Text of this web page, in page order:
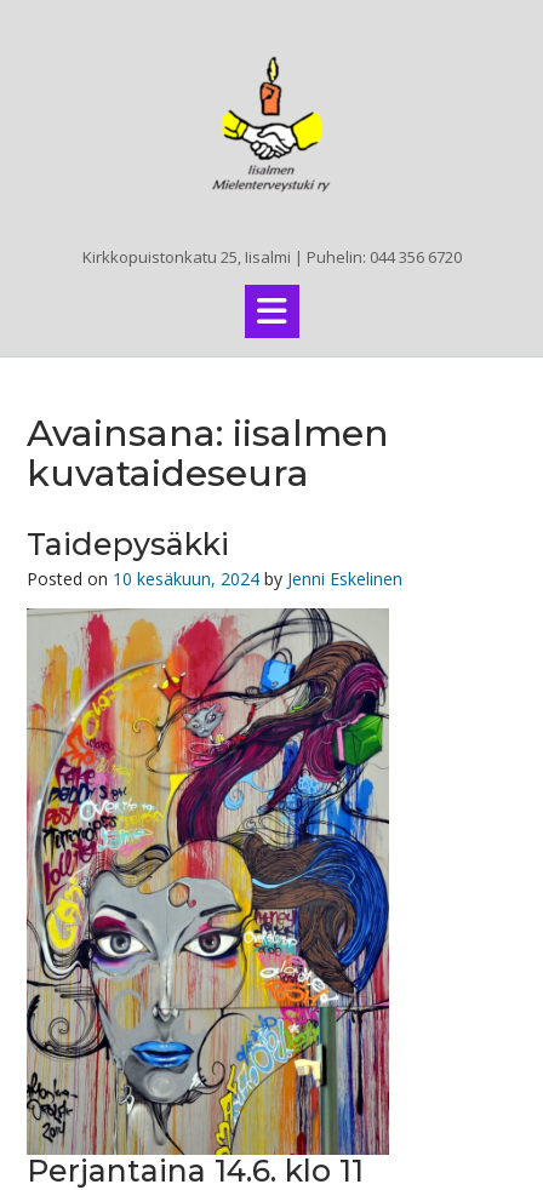
Kirkkopuistonkatu 25, Iisalmi | Puhelin: 044 356 6720
Avainsana: iisalmen
kuvataideseura
Taidepysäkki
Posted on 10 kesäkuun, 2024 by Jenni Eskelinen
Perjantaina 14.6. klo 11